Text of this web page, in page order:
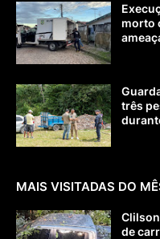
morto
três
MAIS VISITADAS DO
de